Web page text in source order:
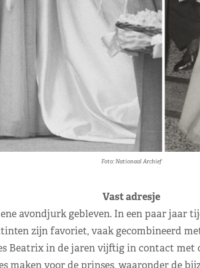
Foto: Nationaal Archief
Vast adresje
avondjurk gebleven. In een paar jaar
zijn favoriet, vaak gecombineerd
Beatrix in de jaren vijftig in contact met
maken voor de prinses, waaronder de